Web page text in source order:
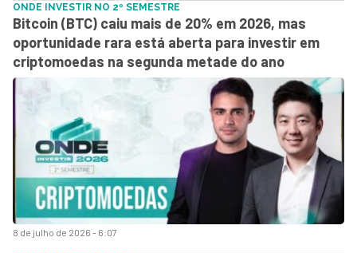
8 de julho de 2026 - 6:07
ONDE INVESTIR NO 2º SEMESTRE
Bitcoin (BTC) caiu mais de 20% em 2026, mas
oportunidade rara está aberta para investir em
criptomoedas na segunda metade do ano